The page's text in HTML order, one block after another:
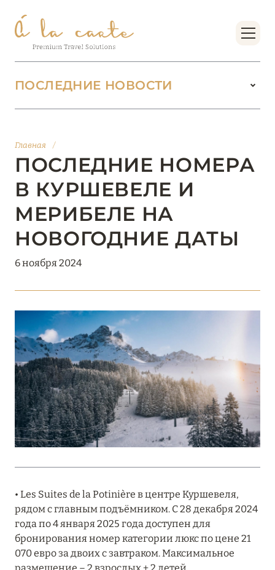
Главная /
ПОСЛЕДНИЕ НОМЕРА
В КУРШЕВЕЛЕ И
МЕРИБЕЛЕ НА
НОВОГОДНИЕ ДАТЫ
6 ноября 2024
ПОСЛЕДНИЕ НОВОСТИ
БУТИК-КУРОРТЫ МАЛЬДИВСКИХ ОСТРОВОВ
Подробнее
01 июня 2026
JUMEIRAH OLHAHALI ISLAND MALDIVES: ВАШ
ОАЗИС ТЕПЛА И ИЗЫСКАННОСТИ
18 мая 2026
THE ST. REGIS MALDIVES VOMMULI:
МАНИФЕСТ ЭСТЕТИКИ В САМОМ СЕРДЦЕ
ОКЕАНА
Подробнее
27 апреля 2026
Подробнее
20 марта 2026
MARCH GRAND ESCAPE: ПРЕДЛОЖЕНИЕ ОТ Á
• Les Suites de la Potinière в центре Куршевеля,
рядом с главным подъёмником. С 28 декабря 2024
года по 4 января 2025 года доступен для
бронирования номер категории люкс по цене 21
070 евро за двоих с завтраком. Максимальное